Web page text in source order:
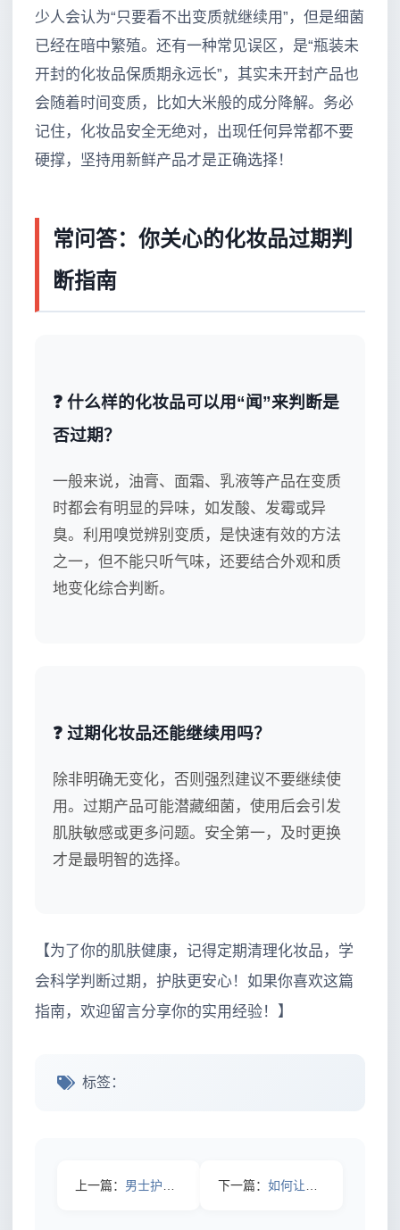
少人会认为“只要看不出变质就继续用”，但是细菌
已经在暗中繁殖。还有一种常见误区，是“瓶装未
开封的化妆品保质期永远长”，其实未开封产品也
会随着时间变质，比如大米般的成分降解。务必
记住，化妆品安全无绝对，出现任何异常都不要
硬撑，坚持用新鲜产品才是正确选择！
常问答：你关心的化妆品过期判
断指南
❓ 什么样的化妆品可以用“闻”来判断是
否过期？
一般来说，油膏、面霜、乳液等产品在变质
时都会有明显的异味，如发酸、发霉或异
臭。利用嗅觉辨别变质，是快速有效的方法
之一，但不能只听气味，还要结合外观和质
地变化综合判断。
❓ 过期化妆品还能继续用吗？
除非明确无变化，否则强烈建议不要继续使
用。过期产品可能潜藏细菌，使用后会引发
肌肤敏感或更多问题。安全第一，及时更换
才是最明智的选择。
【为了你的肌肤健康，记得定期清理化妆品，学
会科学判断过期，护肤更安心！如果你喜欢这篇
指南，欢迎留言分享你的实用经验！】
标签：
上一篇： 男士护肤需求揭秘：打破偏见，焕发自信光彩 下一篇： 如何让青少年度过“皮肤炸裂”期：青春皮肤护理的秘密